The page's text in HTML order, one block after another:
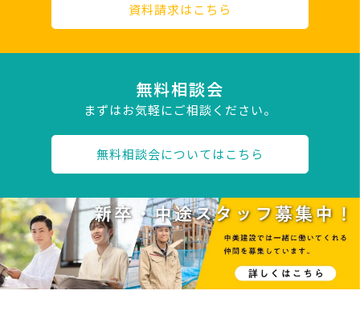
資料請求はこちら
無料相談会
まずはお気軽にご相談ください。
無料相談会についてはこちら